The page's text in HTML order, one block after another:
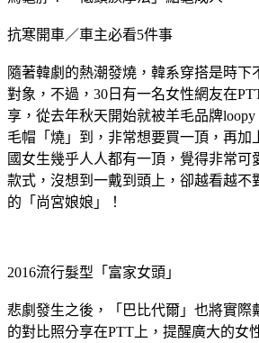
抗寒開車／車主必看5件事
隨著韓劇的熱潮發燒，韓系穿搭是時下
對象，不過，30日有一名女性網友在
享，從去年秋天開始就被羊毛品牌loopy
毛帽「燒」到，非常想要買一頂，再加
國女生幾乎人人都有一頂，覺得非常可
款式，沒想到一戴到頭上，卻越看越不
的「尚宮娘娘」！
2016流行髮型「富家女頭」
悲劇發生之後，「巴比代爾」也將實際
的對比照分享在PTT上，提醒廣大的女